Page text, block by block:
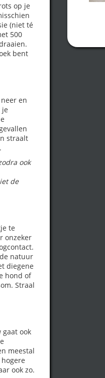
op je
(niet té
500
bent
en
je
straalt
ook
de
te
onzeker
natuur
diegene
hond of
Straal
gaat ook
meestal
ook zo.